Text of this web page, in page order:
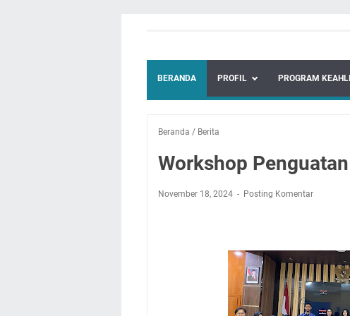
BERANDA PROFIL PROGRAM
Beranda / Berita
Workshop
November 18, 2024 Posting Komentar